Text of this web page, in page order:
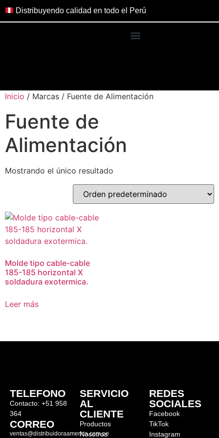
Distribuyendo calidad en todo el Perú
Inicio / Marcas / Fuente de Alimentación
Fuente de
Alimentación
Mostrando el único resultado
Molde tipo cable-cable
185-185 horizontal X
soldadura exotermica.
Leer más
TELEFONO
Contacto: +51 958
364
CORREO
ventas@distribuidoraamerica.com.pe
SERVICIO
AL
CLIENTE
Productos
Nosotros
REDES
SOCIALES
Facebook
TikTok
Instagram